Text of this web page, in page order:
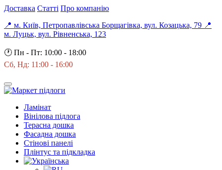
Доставка Статті Про компанію
📍 м. Київ, Петропавлівська Борщагівка, вул. Козацька, 79 📍
м. Луцьк, вул. Рівненська, 123
🕐 Пн - Пт: 10:00 - 18:00
Сб, Нд: 11:00 - 16:00
Ламінат
Вінілова підлога
Терасна дошка
Фасадна дошка
Стінові панелі
Плінтус та підкладка